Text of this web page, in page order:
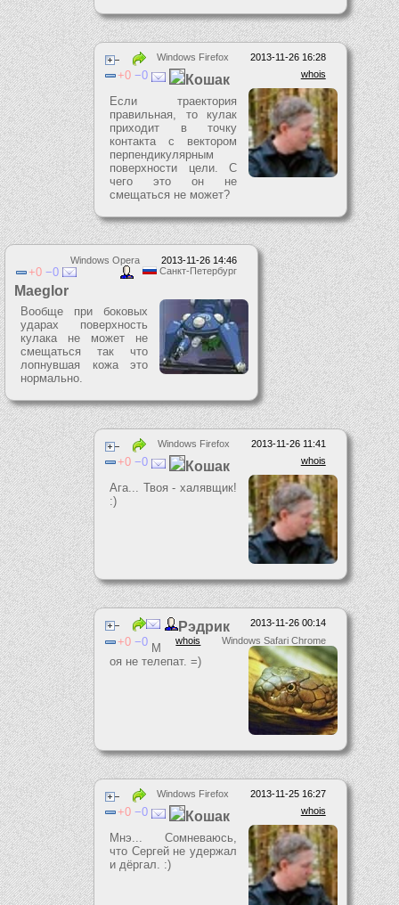
2013-11-26 16:28
Windows Firefox
whois
0 0 Кошак
Если траектория
правильная, то кулак
приходит в точку
контакта с вектором
перпендикулярным
поверхности цели. С
чего это он не
смещаться не может?
2013-11-26 14:46
Windows Opera
Санкт-Петербург
0 0
Maeglor
Вообще при боковых
ударах поверхность
кулака не может не
смещаться так что
лопнувшая кожа это
нормально.
2013-11-26 11:41
Windows Firefox
whois
0 0 Кошак
Ага... Твоя - халявщик!
:)
2013-11-26 00:14
Windows Safari Chrome
whois
0 0
Рэдрик
М
оя не телепат. =)
2013-11-25 16:27
Windows Firefox
whois
0 0 Кошак
Мнэ... Сомневаюсь,
что Сергей не удержал
и дёргал. :)